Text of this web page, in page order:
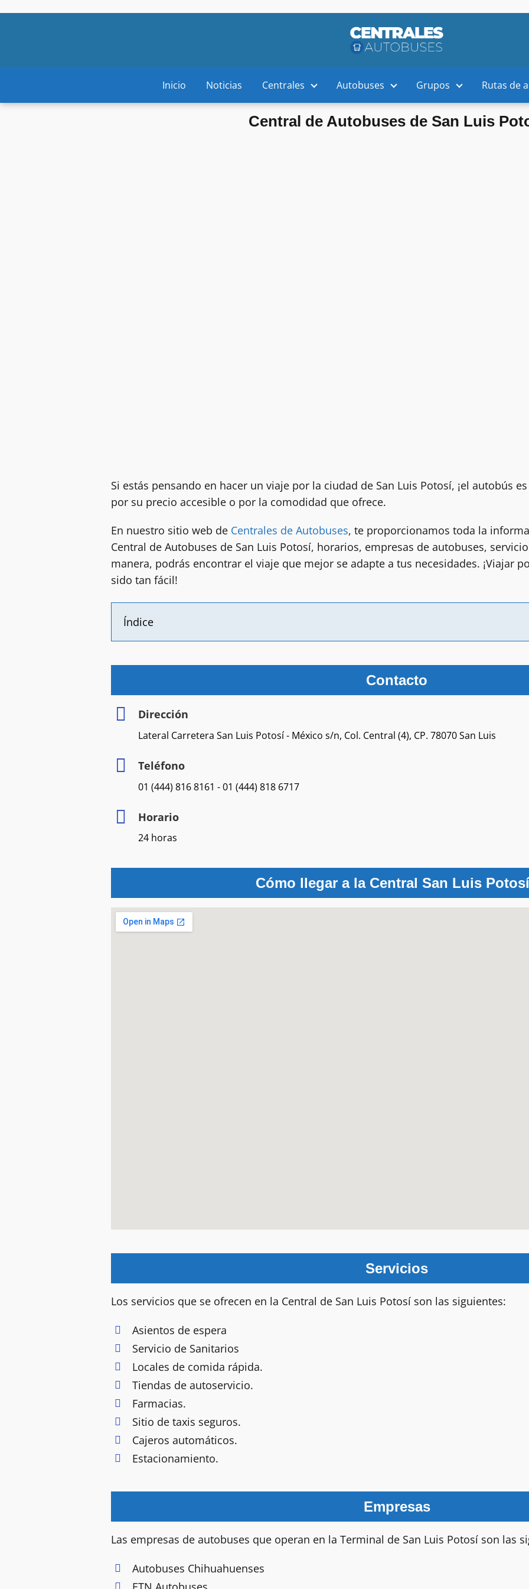
Inicio Noticias Centrales Autobuses Grupos Rutas de
Central de Autobuses de San Luis
Si estás pensando en hacer un viaje por la ciudad de San Luis Potosí, ¡el autobús
por su precio accesible o por la comodidad que ofrece.
En nuestro sitio web de Centrales de Autobuses, te proporcionamos toda la
Central de Autobuses de San Luis Potosí, horarios, empresas de autobuses,
manera, podrás encontrar el viaje que mejor se adapte a tus necesidades. ¡Viajar
sido tan fácil!
Índice
Contacto
Dirección
Lateral Carretera San Luis Potosí - México s/n, Col. Central (4), CP. 78070 San Luis
Teléfono
01 (444) 816 8161 - 01 (444) 818 6717
Horario
24 horas
Cómo llegar a la Central San Luis
Servicios
Los servicios que se ofrecen en la Central de San Luis Potosí son las siguientes:
Asientos de espera
Servicio de Sanitarios
Locales de comida rápida.
Tiendas de autoservicio.
Farmacias.
Sitio de taxis seguros.
Cajeros automáticos.
Estacionamiento.
Empresas
Las empresas de autobuses que operan en la Terminal de San Luis Potosí son las
Autobuses Chihuahuenses